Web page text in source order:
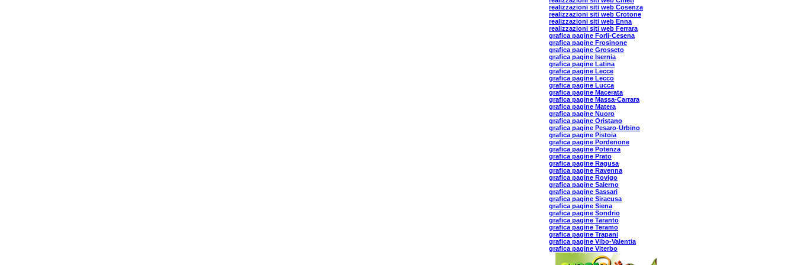
realizzazioni siti web Cosenza
realizzazioni siti web Crotone
realizzazioni siti web Enna
realizzazioni siti web Ferrara
grafica pagine Forli-Cesena
grafica pagine Frosinone
grafica pagine Grosseto
grafica pagine Isernia
grafica pagine Latina
grafica pagine Lecce
grafica pagine Lecco
grafica pagine Lucca
grafica pagine Macerata
grafica pagine Massa-Carrara
grafica pagine Matera
grafica pagine Nuoro
grafica pagine Oristano
grafica pagine Pesaro-Urbino
grafica pagine Pistoia
grafica pagine Pordenone
grafica pagine Potenza
grafica pagine Prato
grafica pagine Ragusa
grafica pagine Ravenna
grafica pagine Rovigo
grafica pagine Salerno
grafica pagine Sassari
grafica pagine Siracusa
grafica pagine Siena
grafica pagine Sondrio
grafica pagine Taranto
grafica pagine Teramo
grafica pagine Trapani
grafica pagine Vibo-Valentia
grafica pagine Viterbo